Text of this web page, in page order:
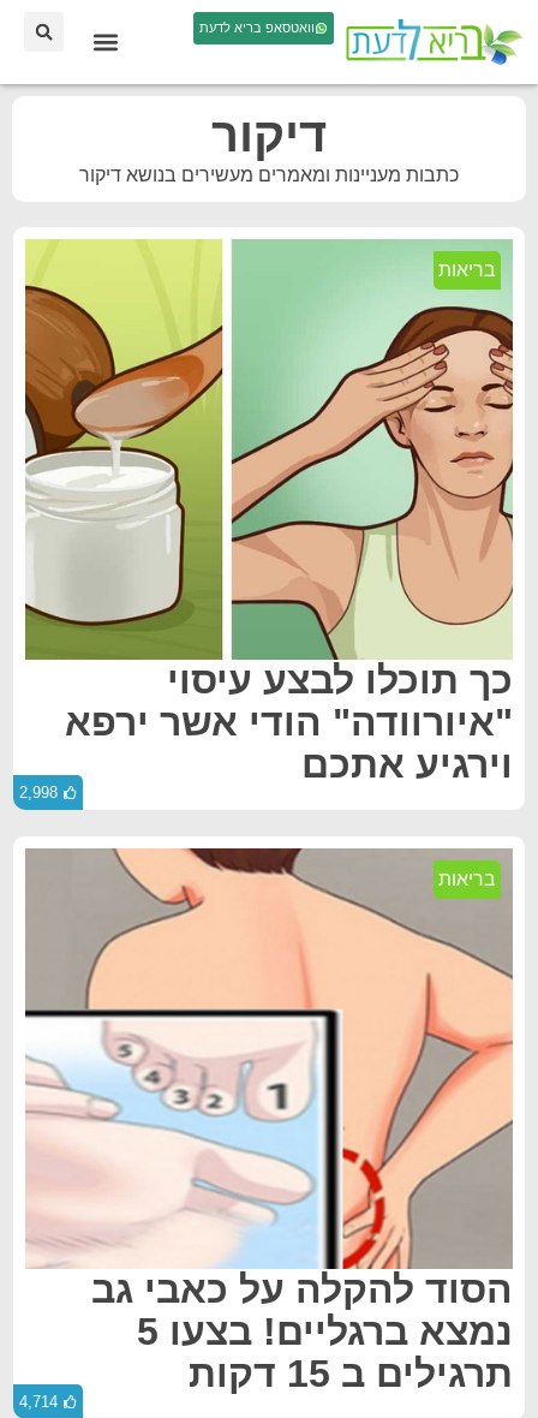
וואטסאפ בריא לדעת
דיקור
כתבות מעניינות ומאמרים מעשירים בנושא דיקור
בריאות
כך תוכלו לבצע עיסוי
"איורוודה" הודי אשר ירפא
וירגיע אתכם
2,998
בריאות
הסוד להקלה על כאבי גב
נמצא ברגליים! בצעו 5
תרגילים ב 15 דקות
4,714